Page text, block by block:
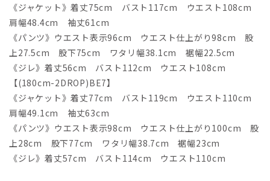
《ジャケット》着丈75cm バスト117cm ウエスト108cm
肩幅48.4cm 袖丈61cm
《パンツ》ウエスト表示96cm ウエスト仕上がり98cm 股
上27.5cm 股下75cm ワタリ幅38.1cm 裾幅22.5cm
《ジレ》着丈56cm バスト112cm ウエスト108cm
【(180cm-2DROP)BE7】
《ジャケット》着丈77cm バスト119cm ウエスト110cm
肩幅49.1cm 袖丈63cm
《パンツ》ウエスト表示98cm ウエスト仕上がり100cm 股
上28cm 股下77cm ワタリ幅38.7cm 裾幅23cm
《ジレ》着丈57cm バスト114cm ウエスト110cm